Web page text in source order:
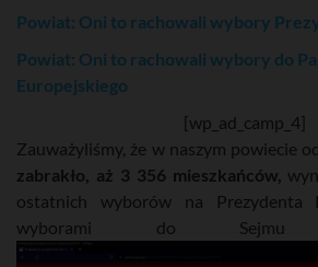
Powiat: Oni to rachowali wybory
Powiat: Oni to rachowali wybory do
Europejskiego
[wp_ad_camp_4]
Zauważyliśmy, że w naszym powiecie
zabrakło, aż 3 356 mieszkańców,
ostatnich wyborów na Prezydenta
wyborami do